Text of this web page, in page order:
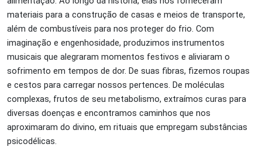
materiais para a construção de casas e meios de transporte,
além de combustíveis para nos proteger do frio. Com
imaginação e engenhosidade, produzimos instrumentos
musicais que alegraram momentos festivos e aliviaram o
sofrimento em tempos de dor. De suas fibras, fizemos roupas
e cestos para carregar nossos pertences. De moléculas
complexas, frutos de seu metabolismo, extraímos curas para
diversas doenças e encontramos caminhos que nos
aproximaram do divino, em rituais que empregam substâncias
psicodélicas.